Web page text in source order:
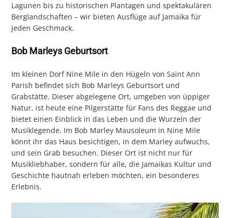
Lagunen bis zu historischen Plantagen und spektakulären
Berglandschaften – wir bieten Ausflüge auf Jamaika für
jeden Geschmack.
Bob Marleys Geburtsort
Im kleinen Dorf Nine Mile in den Hügeln von Saint Ann
Parish befindet sich Bob Marleys Geburtsort und
Grabstätte. Dieser abgelegene Ort, umgeben von üppiger
Natur, ist heute eine Pilgerstätte für Fans des Reggae und
bietet einen Einblick in das Leben und die Wurzeln der
Musiklegende. Im Bob Marley Mausoleum in Nine Mile
könnt ihr das Haus besichtigen, in dem Marley aufwuchs,
und sein Grab besuchen. Dieser Ort ist nicht nur für
Musikliebhaber, sondern für alle, die Jamaikas Kultur und
Geschichte hautnah erleben möchten, ein besonderes
Erlebnis.